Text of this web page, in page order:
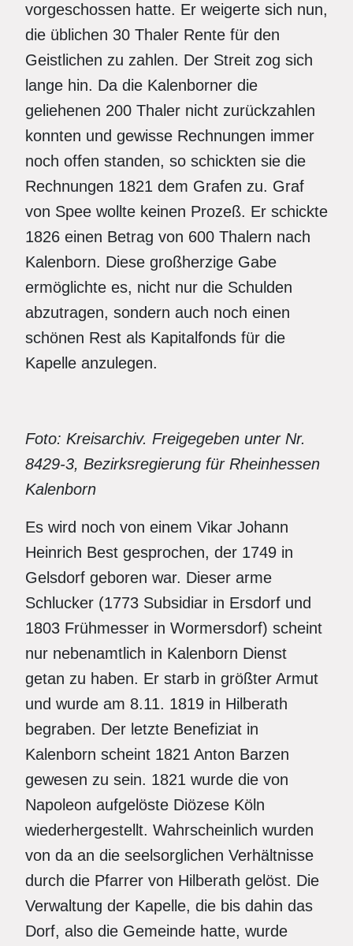
vorgeschossen hatte. Er weigerte sich nun,
die üblichen 30 Thaler Rente für den
Geistlichen zu zahlen. Der Streit zog sich
lange hin. Da die Kalenborner die
geliehenen 200 Thaler nicht zurückzahlen
konnten und gewisse Rechnungen immer
noch offen standen, so schickten sie die
Rechnungen 1821 dem Grafen zu. Graf
von Spee wollte keinen Prozeß. Er schickte
1826 einen Betrag von 600 Thalern nach
Kalenborn. Diese großherzige Gabe
ermöglichte es, nicht nur die Schulden
abzutragen, sondern auch noch einen
schönen Rest als Kapitalfonds für die
Kapelle anzulegen.
Foto: Kreisarchiv. Freigegeben unter Nr.
8429-3, Bezirksregierung für Rheinhessen
Kalenborn
Es wird noch von einem Vikar Johann
Heinrich Best gesprochen, der 1749 in
Gelsdorf geboren war. Dieser arme
Schlucker (1773 Subsidiar in Ersdorf und
1803 Frühmesser in Wormersdorf) scheint
nur nebenamtlich in Kalenborn Dienst
getan zu haben. Er starb in größter Armut
und wurde am 8.11. 1819 in Hilberath
begraben. Der letzte Benefiziat in
Kalenborn scheint 1821 Anton Barzen
gewesen zu sein. 1821 wurde die von
Napoleon aufgelöste Diözese Köln
wiederhergestellt. Wahrscheinlich wurden
von da an die seelsorglichen Verhältnisse
durch die Pfarrer von Hilberath gelöst. Die
Verwaltung der Kapelle, die bis dahin das
Dorf, also die Gemeinde hatte, wurde